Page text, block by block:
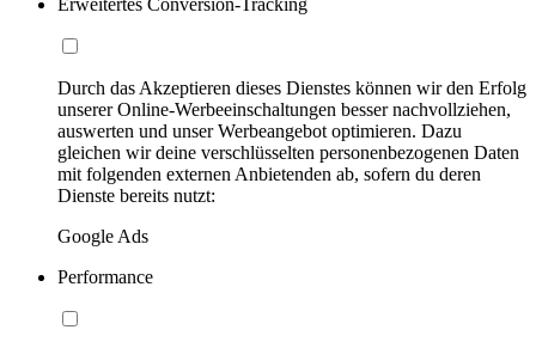
Durch das Akzeptieren dieses Dienstes können wir den Erfolg
unserer Online-Werbeeinschaltungen besser nachvollziehen,
auswerten und unser Werbeangebot optimieren. Dazu
gleichen wir deine verschlüsselten personenbezogenen Daten
mit folgenden externen Anbietenden ab, sofern du deren
Dienste bereits nutzt:
Google Ads
Performance